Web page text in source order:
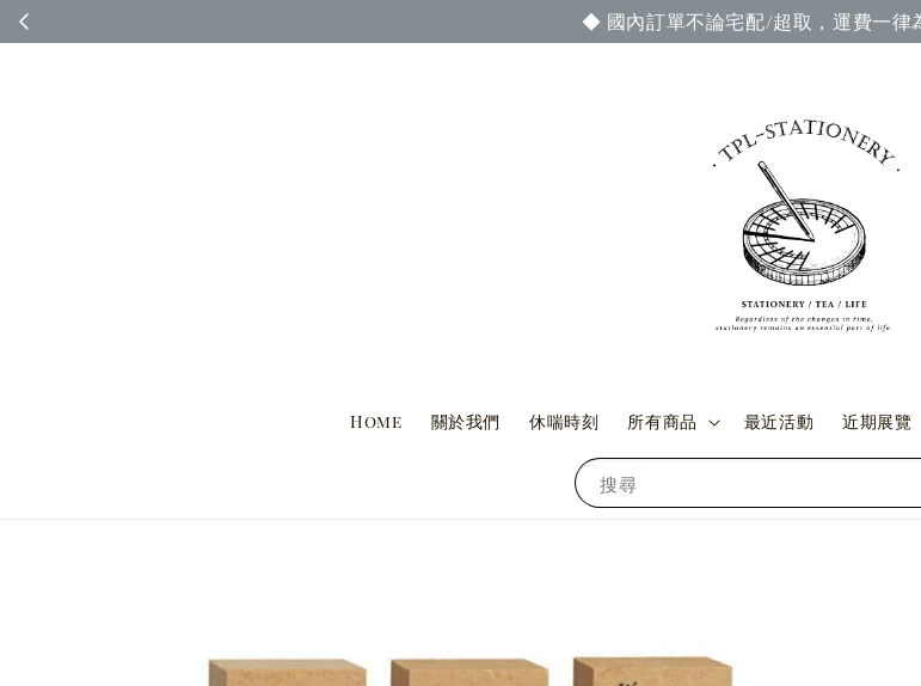
◆ 台灣國內客人完成訂單付款與交貨時，即可參加當期官網謝
搜尋
Home 關於我們 休喘時刻 所有商品 最近活動 近期展覽